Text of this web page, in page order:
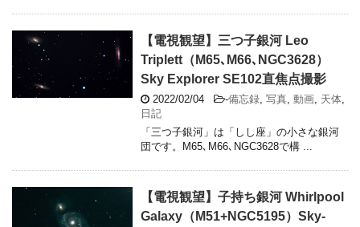
【電視観望】三つ子銀河 Leo
Triplett（M65､M66､NGC3628）
Sky Explorer SE102直焦点撮影
2022/02/04 -備忘録 写真 動画 天体
日記
「三つ子銀河」は「しし座」の小さな銀河
団です。M65､M66､NGC3628で構 ...
【電視観望】子持ち銀河 Whirlpool
Galaxy（M51+NGC5195）Sky-